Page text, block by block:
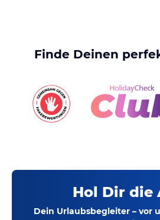
Finde Deinen
Hol Dir die
Dein Urlaubsbegleiter – vor